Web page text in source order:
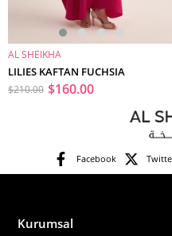
SEPETE EKLE
AL SHEIKHA
LILIES KAFTAN FUCHSIA
$160.00
$210.00
Facebook
Kurumsal